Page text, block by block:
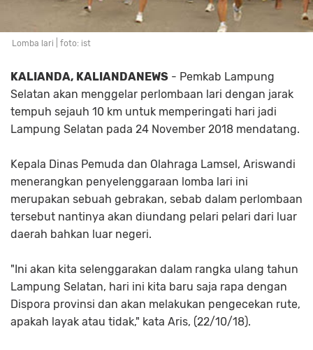
Lomba lari | foto: ist
KALIANDA, KALIANDANEWS - Pemkab Lampung
Selatan akan menggelar perlombaan lari dengan jarak
tempuh sejauh 10 km untuk memperingati hari jadi
Lampung Selatan pada 24 November 2018 mendatang.
Kepala Dinas Pemuda dan Olahraga Lamsel, Ariswandi
menerangkan penyelenggaraan lomba lari ini
merupakan sebuah gebrakan, sebab dalam perlombaan
tersebut nantinya akan diundang pelari pelari dari luar
daerah bahkan luar negeri.
"Ini akan kita selenggarakan dalam rangka ulang tahun
Lampung Selatan, hari ini kita baru saja rapa dengan
Dispora provinsi dan akan melakukan pengecekan rute,
apakah layak atau tidak," kata Aris, (22/10/18).